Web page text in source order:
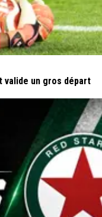
valide un gros départ